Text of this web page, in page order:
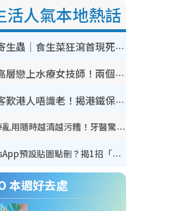
活人氣本地熱話
奪命寄生蟲｜食生菜狂瀉首現死者！疫潮惡化錄1.8萬宗病例 揭洗菜3大謬誤
銀行高層戀上水療女技師！兩個月借128萬驚覺「沉船」沉落火海 揭背後疑似邪教操控賣淫
內地客歎港人唔識老！揭港鐵保鮮級冷氣 港人求放過：咪投訴
牙線棒亂用隨時越清越污糟！牙醫驚揭盲目過戶細菌恐致蛀牙：呢種先係日常真保養
WhatsApp預設貼圖點刪？揭1招「反向操作」還原簡潔介面 附3步實測教學
本週好去處